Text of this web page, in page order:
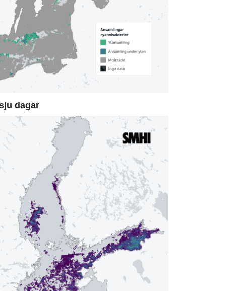
dagar